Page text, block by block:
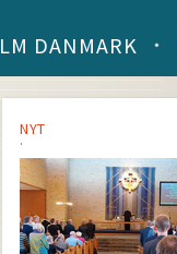
Main
(level
1)
LM DANMARK
NYT